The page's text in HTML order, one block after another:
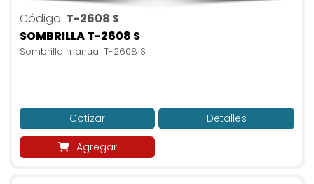
Código: T-2608 S
SOMBRILLA T-2608 S
Sombrilla manual T-2608 S
Cotizar Detalles
Agregar